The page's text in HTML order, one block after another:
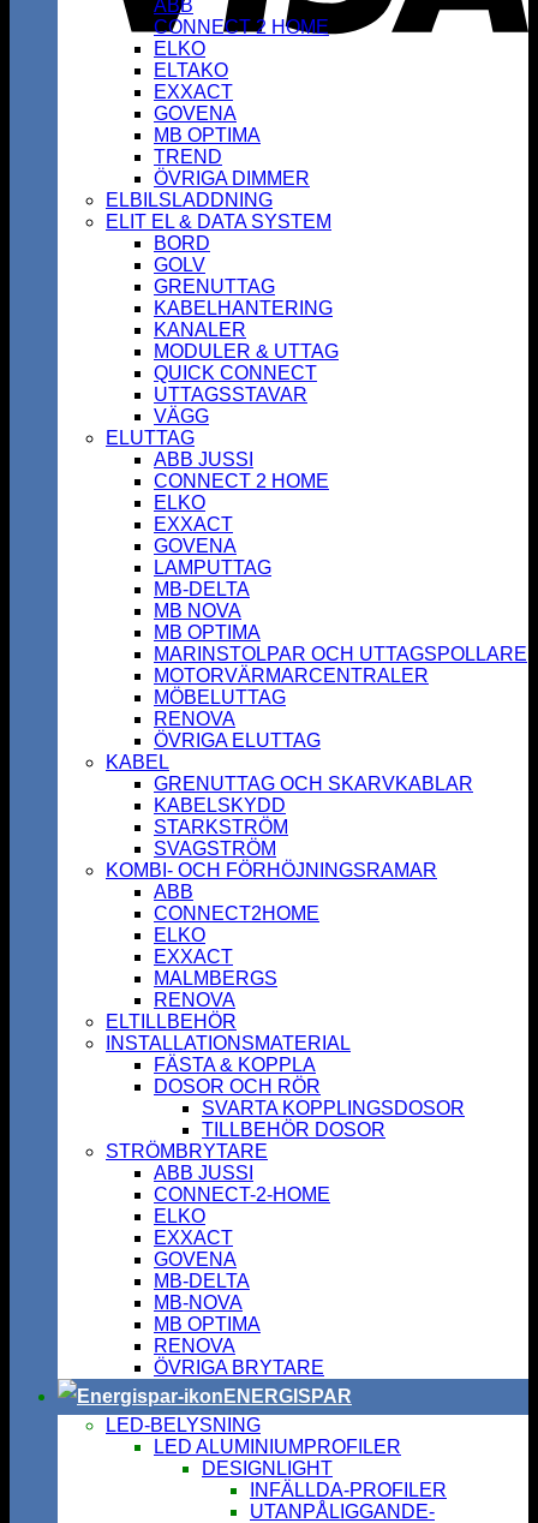
ABB
CONNECT 2 HOME
ELKO
ELTAKO
EXXACT
GOVENA
MB OPTIMA
TREND
ÖVRIGA DIMMER
ELBILSLADDNING
ELIT EL & DATA SYSTEM
BORD
GOLV
GRENUTTAG
KABELHANTERING
KANALER
MODULER & UTTAG
QUICK CONNECT
UTTAGSSTAVAR
VÄGG
ELUTTAG
ABB JUSSI
CONNECT 2 HOME
ELKO
EXXACT
GOVENA
LAMPUTTAG
MB-DELTA
MB NOVA
MB OPTIMA
MARINSTOLPAR OCH UTTAGSPOLLARE
MOTORVÄRMARCENTRALER
MÖBELUTTAG
RENOVA
ÖVRIGA ELUTTAG
KABEL
GRENUTTAG OCH SKARVKABLAR
KABELSKYDD
STARKSTRÖM
SVAGSTRÖM
KOMBI- OCH FÖRHÖJNINGSRAMAR
ABB
CONNECT2HOME
ELKO
EXXACT
MALMBERGS
RENOVA
ELTILLBEHÖR
INSTALLATIONSMATERIAL
FÄSTA & KOPPLA
DOSOR OCH RÖR
SVARTA KOPPLINGSDOSOR
TILLBEHÖR DOSOR
STRÖMBRYTARE
ABB JUSSI
CONNECT-2-HOME
ELKO
EXXACT
GOVENA
MB-DELTA
MB-NOVA
MB OPTIMA
RENOVA
ÖVRIGA BRYTARE
ENERGISPAR
LED-BELYSNING
LED ALUMINIUMPROFILER
DESIGNLIGHT
INFÄLLDA-PROFILER
UTANPÅLIGGANDE-